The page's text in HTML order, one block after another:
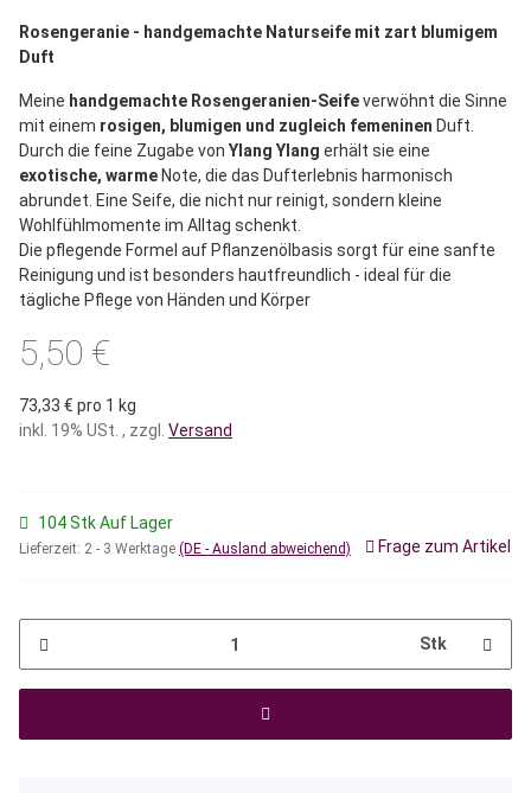
Rosengeranie - handgemachte Naturseife mit zart blumigem
Duft
Meine handgemachte Rosengeranien-Seifeverwöhnt die Sinne
mit einem rosigen, blumigen und zugleich femeninen Duft.
Durch die feine Zugabe von Ylang Ylang erhält sie eine
exotische, warme Note, die das Dufterlebnis harmonisch
abrundet. Eine Seife, die nicht nur reinigt, sondern kleine
Wohlfühlmomente im Alltag schenkt.
Die pflegende Formel auf Pflanzenölbasis sorgt für eine sanfte
Reinigung und ist besonders hautfreundlich - ideal für die
tägliche Pflege von Händen und Körper
5,50 €
73,33 € pro 1 kg
inkl. 19% USt. , zzgl. Versand
104 Stk Auf Lager
Lieferzeit: 2 - 3 Werktage (DE - Ausland abweichend) Frage zum Artikel
Stk